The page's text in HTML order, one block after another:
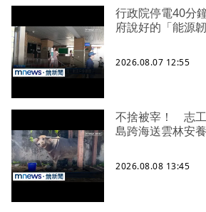
行政院停電40分
府說好的「能源
2026.08.07 12:55
不捨被宰！ 志
島跨海送雲林安養
2026.08.08 13:45